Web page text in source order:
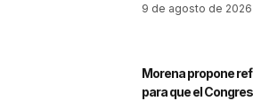
9 de agosto de 2026
Morena propone
para que el